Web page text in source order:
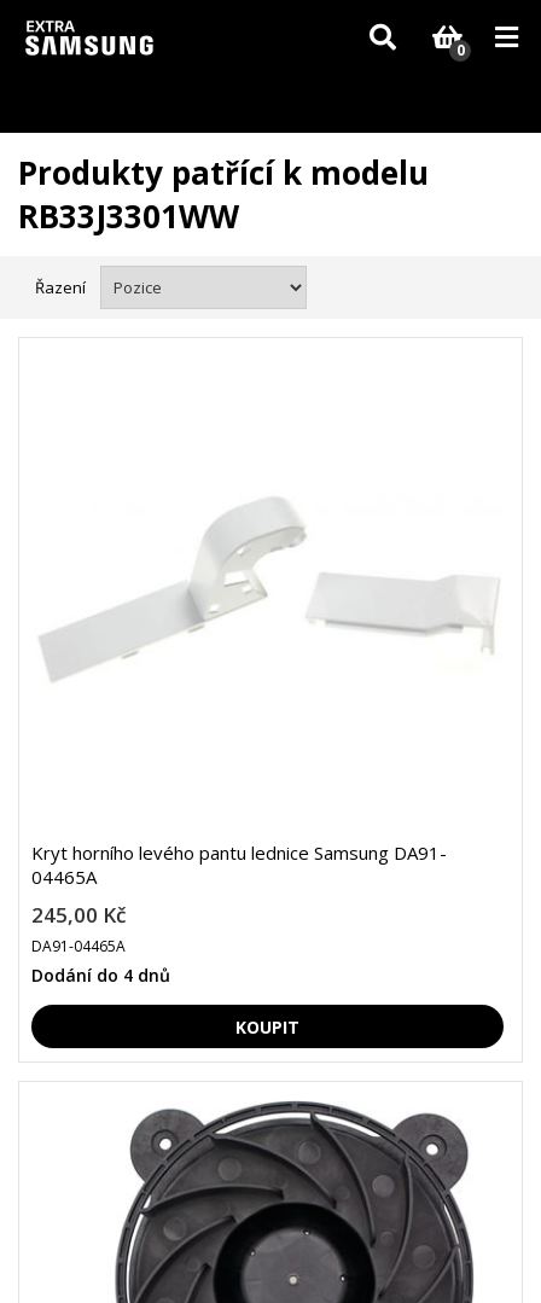
Vzhledem k aktuální situaci se může dodání dílů, které nejsou skladem,
zpozdit. Děkujeme za pochopení.
0
Produkty patřící k modelu
RB33J3301WW
Řazení
Kryt horního levého pantu lednice Samsung DA91-
04465A
245,00 Kč
DA91-04465A
Dodání do 4 dnů